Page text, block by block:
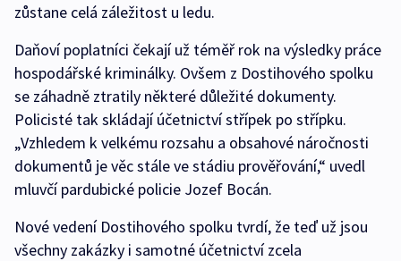
zůstane celá záležitost u ledu.
Daňoví poplatníci čekají už téměř rok na výsledky práce
hospodářské kriminálky. Ovšem z Dostihového spolku
se záhadně ztratily některé důležité dokumenty.
Policisté tak skládají účetnictví střípek po střípku.
„Vzhledem k velkému rozsahu a obsahové náročnosti
dokumentů je věc stále ve stádiu prověřování,“ uvedl
mluvčí pardubické policie Jozef Bocán.
Nové vedení Dostihového spolku tvrdí, že teď už jsou
všechny zakázky i samotné účetnictví zcela